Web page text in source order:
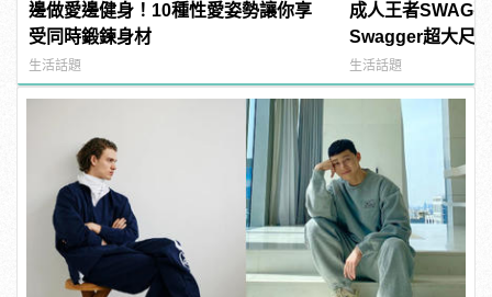
邊做愛邊健身！10種性愛姿勢讓你享
受同時鍛鍊身材
生活話題
成人王者SWAG
Swagger超大尺
紅海鮮通通有，
結！ |
生活話題